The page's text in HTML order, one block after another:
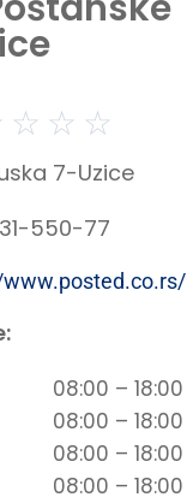
☆ ☆ ☆
7-Uzice
550-77
08:00 – 18:00
08:00 – 18:00
08:00 – 18:00
08:00 – 18:00